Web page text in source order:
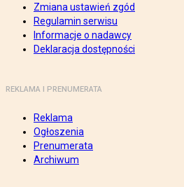
Zmiana ustawień zgód
Regulamin serwisu
Informacje o nadawcy
Deklaracja dostępności
REKLAMA I PRENUMERATA
Reklama
Ogłoszenia
Prenumerata
Archiwum